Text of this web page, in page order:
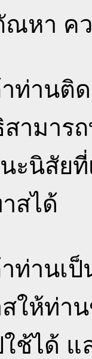
ณหา ค
ท่านติ
ามาร
ะนิสัย
สได้
าท่านเ
ให้ท่า
ช้ได้ แ